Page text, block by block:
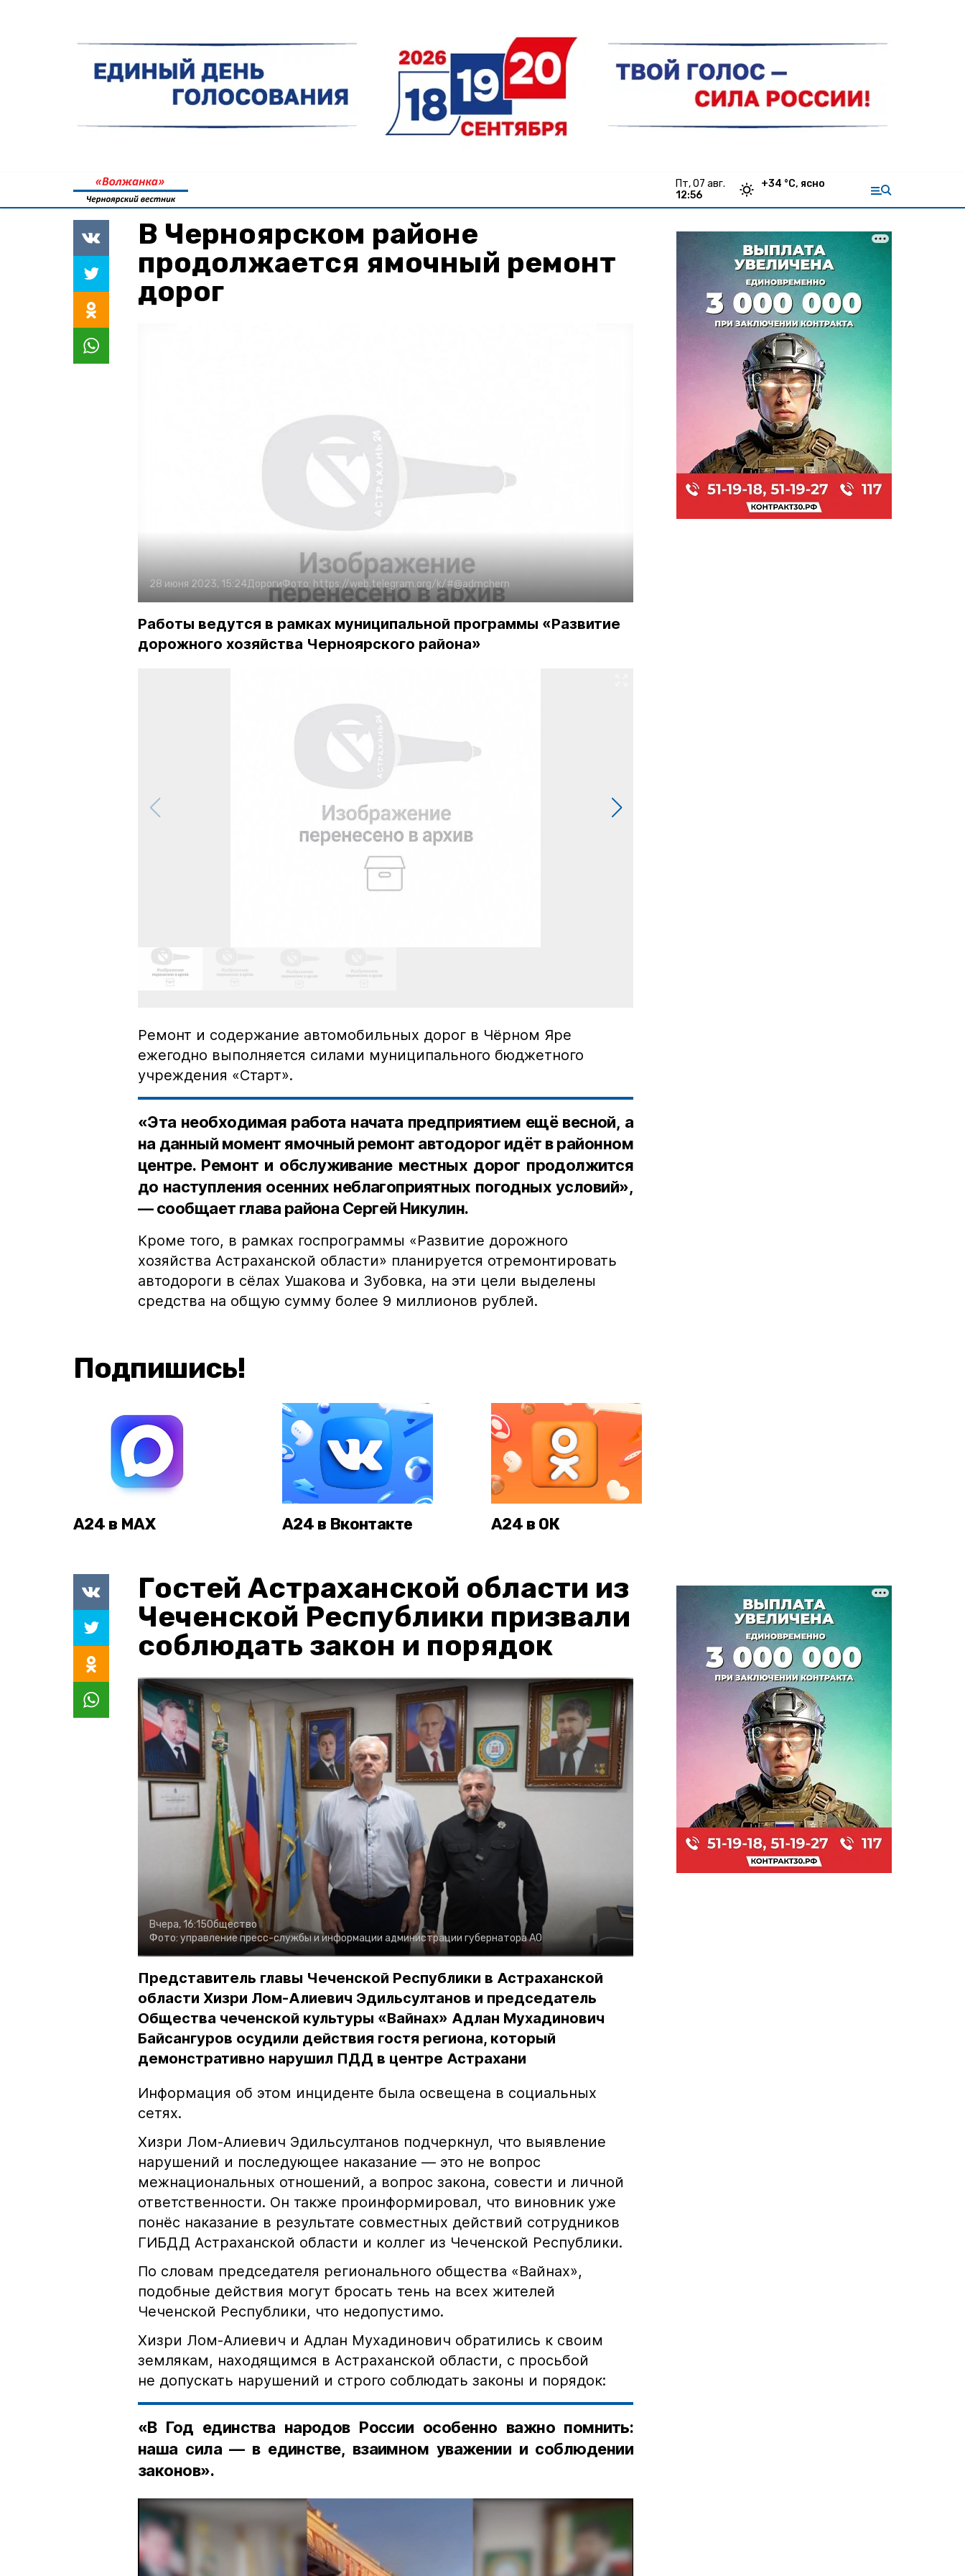
пт, 07 авг.
12:56
+34 °С, ясно
В Черноярском районе
продолжается ямочный ремонт
дорог
28 июня 2023, 15:24ДорогиФото: https://web.telegram.org/k/#@admchern
Работы ведутся в рамках муниципальной программы «Развитие
дорожного хозяйства Черноярского района»
Ремонт и содержание автомобильных дорог в Чёрном Яре
ежегодно выполняется силами муниципального бюджетного
учреждения «Старт».
«Эта необходимая работа начата предприятием ещё весной, а
на данный момент ямочный ремонт автодорог идёт в районном
центре. Ремонт и обслуживание местных дорог продолжится
до наступления осенних неблагоприятных погодных условий»,
— сообщает глава района Сергей Никулин.
Кроме того, в рамках госпрограммы «Развитие дорожного
хозяйства Астраханской области» планируется отремонтировать
автодороги в сёлах Ушакова и Зубовка, на эти цели выделены
средства на общую сумму более 9 миллионов рублей.
Подпишись!
А24 в MAX А24 в Вконтакте А24 в ОК
Гостей Астраханской области из
Чеченской Республики призвали
соблюдать закон и порядок
Вчера, 16:15Общество
Фото: управление пресс-службы и информации администрации губернатора АО
Представитель главы Чеченской Республики в Астраханской
области Хизри Лом-Алиевич Эдильсултанов и председатель
Общества чеченской культуры «Вайнах» Адлан Мухадинович
Байсангуров осудили действия гостя региона, который
демонстративно нарушил ПДД в центре Астрахани
Информация об этом инциденте была освещена в социальных
сетях.
Хизри Лом-Алиевич Эдильсултанов подчеркнул, что выявление
нарушений и последующее наказание — это не вопрос
межнациональных отношений, а вопрос закона, совести и личной
ответственности. Он также проинформировал, что виновник уже
понёс наказание в результате совместных действий сотрудников
ГИБДД Астраханской области и коллег из Чеченской Республики.
По словам председателя регионального общества «Вайнах»,
подобные действия могут бросать тень на всех жителей
Чеченской Республики, что недопустимо.
Хизри Лом-Алиевич и Адлан Мухадинович обратились к своим
землякам, находящимся в Астраханской области, с просьбой
не допускать нарушений и строго соблюдать законы и порядок:
«В Год единства народов России особенно важно помнить:
наша сила — в единстве, взаимном уважении и соблюдении
законов».